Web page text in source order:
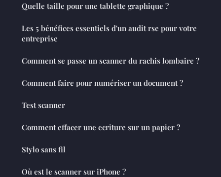
Quelle taille pour une tablette graphique ?
Les 5 bénéfices essentiels d'un audit rse pour votre
entreprise
Comment se passe un scanner du rachis lombaire ?
Comment faire pour numériser un document ?
Test scanner
Comment effacer une ecriture sur un papier ?
Stylo sans fil
Où est le scanner sur iPhone ?